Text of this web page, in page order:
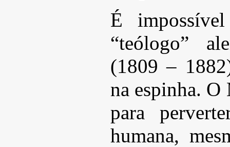
É
“teólogo”
(1809 –
na espinha. O
para
humana,